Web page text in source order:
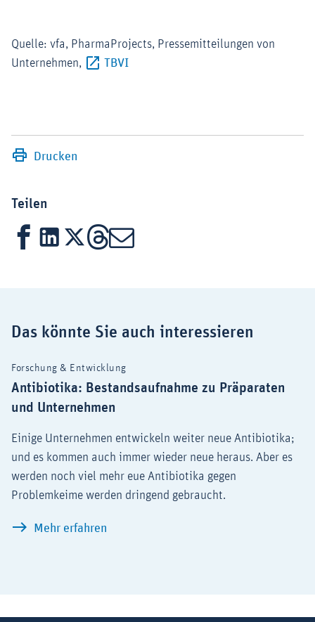
Quelle: vfa, PharmaProjects, Pressemitteilungen von
Unternehmen,
TBVI
Drucken
Teilen
FacebookLinkedIn
X Threads
Mail
Das könnte Sie auch interessieren
Forschung & Entwicklung
Antibiotika: Bestandsaufnahme zu Präparaten
und Unternehmen
Einige Unternehmen entwickeln weiter neue Antibiotika;
und es kommen auch immer wieder neue heraus. Aber es
werden noch viel mehr eue Antibiotika gegen
Problemkeime werden dringend gebraucht.
Mehr erfahren